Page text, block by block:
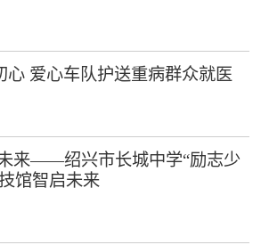
心 爱心车队护送重病群众就医
来——绍兴市长城中学“励志少
馆智启未来